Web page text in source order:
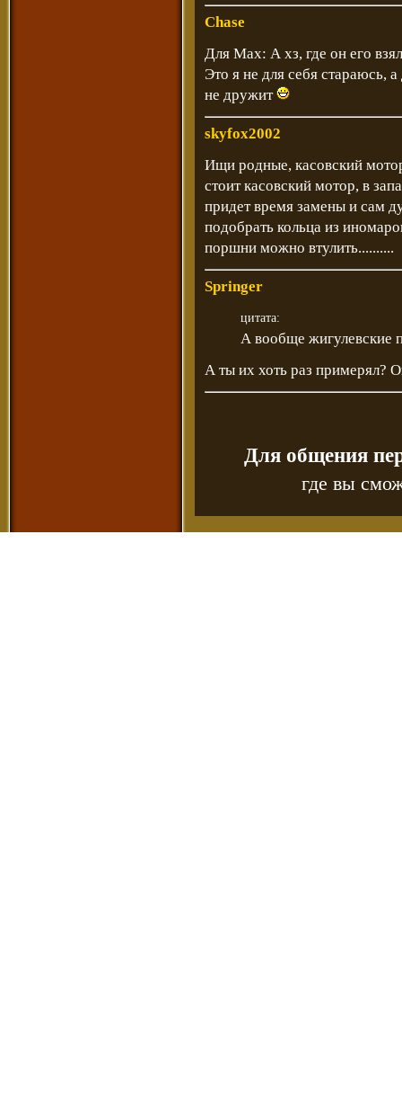
Chase
Для Max: А хз, где он его
Это я не для себя стараюсь,
не дружит
skyfox2002
Ищи родные, касовский
стоит касовский мотор, в
придет время замены и сам
подобрать кольца из
поршни можно втулить..........
Springer
цитата:
А вообще жигулевские
А ты их хоть раз примерял?
Для общения
где вы